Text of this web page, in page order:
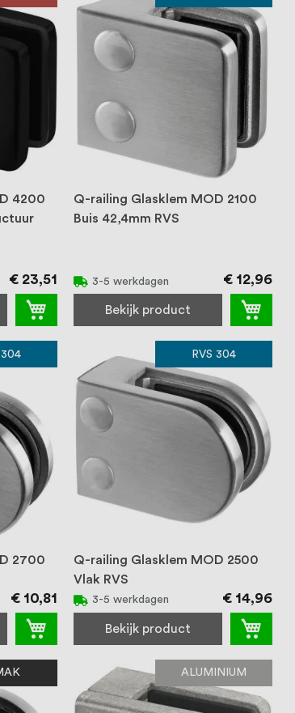
4200
€ 23,51
Q-railing Glasklem MOD 2100
Buis 42,4mm RVS
3-5 werkdagen € 12,96
Bekijk product
304
2700
€ 10,81
RVS 304
Q-railing Glasklem MOD 2500
Vlak RVS
3-5 werkdagen € 14,96
Bekijk product
ALUMINIUM